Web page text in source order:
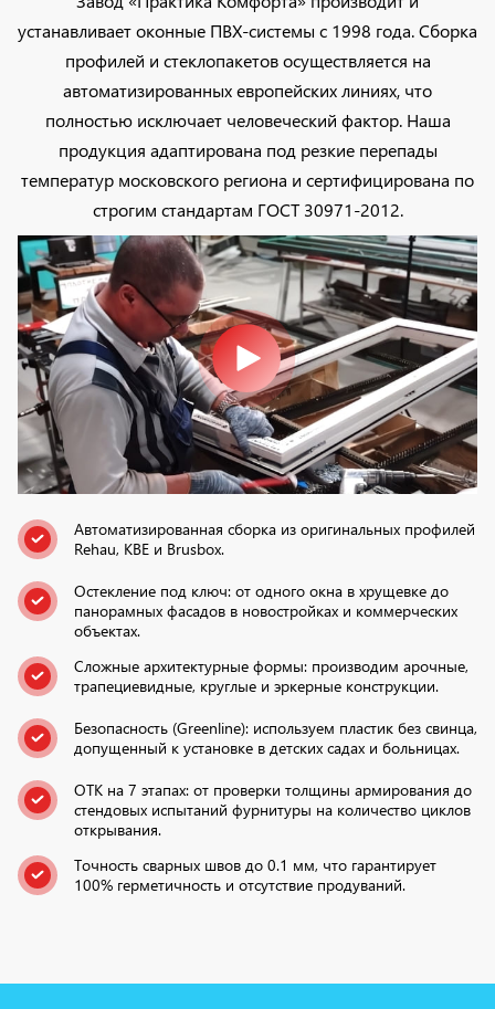
устанавливает оконные ПВХ-системы с 1998 года. Сборка
профилей и стеклопакетов осуществляется на
автоматизированных европейских линиях, что
полностью исключает человеческий фактор. Наша
продукция адаптирована под резкие перепады
температур московского региона и сертифицирована по
строгим стандартам ГОСТ 30971-2012.
Автоматизированная сборка из оригинальных профилей
Rehau, KBE и Brusbox.
Остекление под ключ: от одного окна в хрущевке до
панорамных фасадов в новостройках и коммерческих
объектах.
Сложные архитектурные формы: производим арочные,
трапециевидные, круглые и эркерные конструкции.
Безопасность (Greenline): используем пластик без свинца,
допущенный к установке в детских садах и больницах.
ОТК на 7 этапах: от проверки толщины армирования до
стендовых испытаний фурнитуры на количество циклов
открывания.
Точность сварных швов до 0.1 мм, что гарантирует
100% герметичность и отсутствие продуваний.